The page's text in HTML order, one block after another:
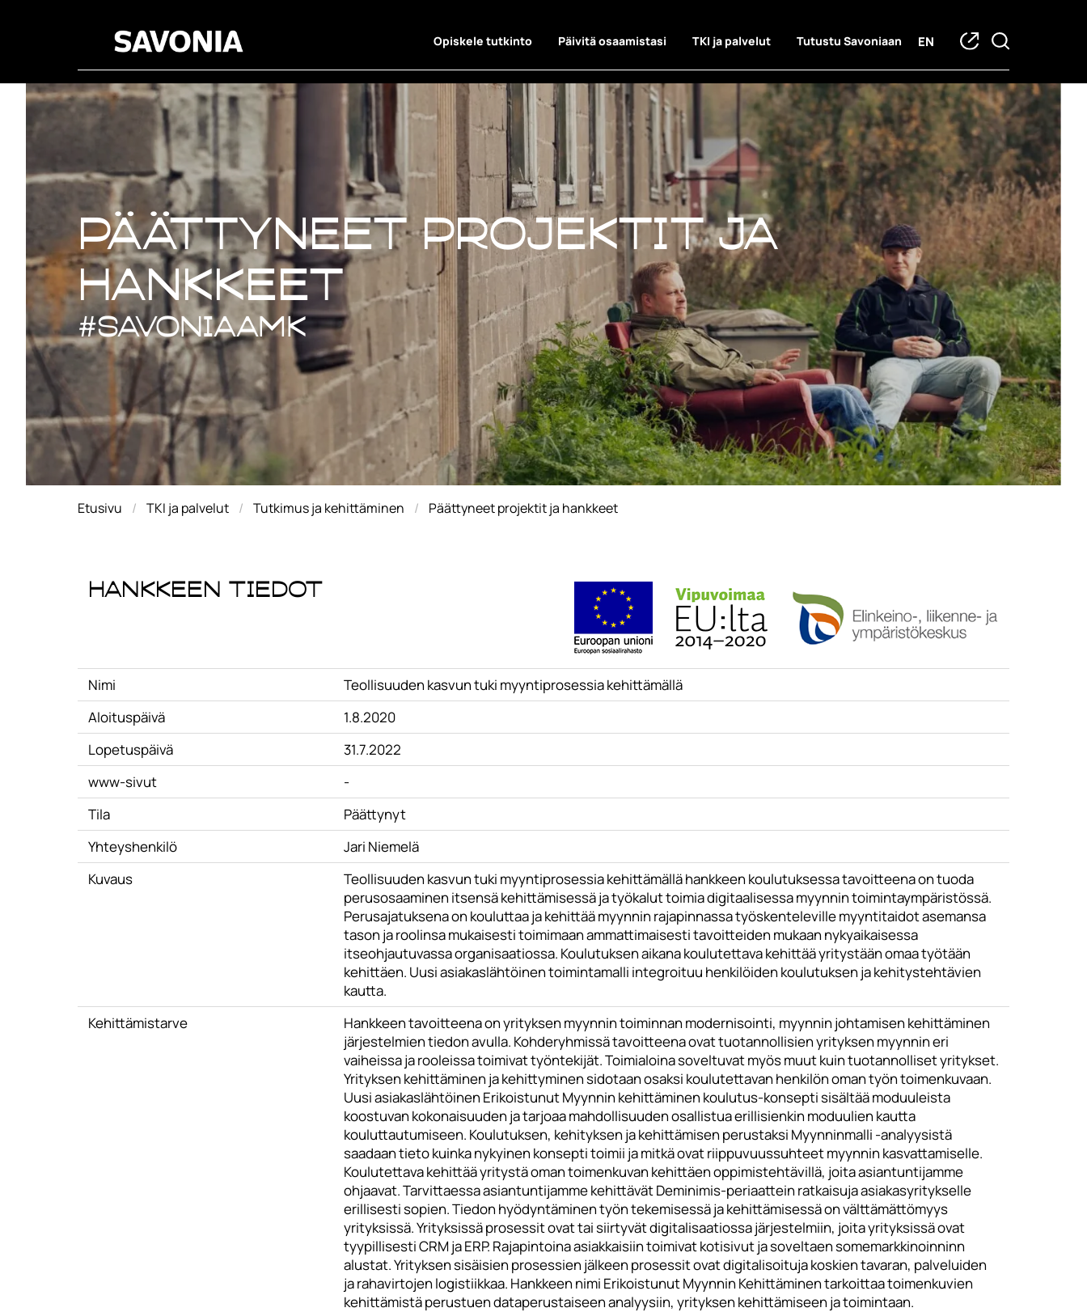
Opiskele tutkinto Päivitä osaamistasi TKI ja palvelut Tutustu Savoniaan EN
Päättyneet projektit ja hankkeet
Päättyneet projektit ja
hankkeet
#savoniaAMK
Etusivu TKI ja palvelut Tutkimus ja kehittäminen Päättyneet projektit ja hankkeet
Hankkeen tiedot
Nimi
Teollisuuden kasvun tuki myyntiprosessia kehittämällä
Aloituspäivä
1.8.2020
Lopetuspäivä
31.7.2022
www-sivut
-
Tila
Päättynyt
Yhteyshenkilö
Jari Niemelä
Kuvaus
Teollisuuden kasvun tuki myyntiprosessia kehittämällä hankkeen koulutuksessa tavoitteena on tuoda
perusosaaminen itsensä kehittämisessä ja työkalut toimia digitaalisessa myynnin toimintaympäristössä.
Perusajatuksena on kouluttaa ja kehittää myynnin rajapinnassa työskenteleville myyntitaidot asemansa
tason ja roolinsa mukaisesti toimimaan ammattimaisesti tavoitteiden mukaan nykyaikaisessa
itseohjautuvassa organisaatiossa. Koulutuksen aikana koulutettava kehittää yritystään omaa työtään
kehittäen. Uusi asiakaslähtöinen toimintamalli integroituu henkilöiden koulutuksen ja kehitystehtävien
kautta.
Kehittämistarve
Hankkeen tavoitteena on yrityksen myynnin toiminnan modernisointi, myynnin johtamisen kehittäminen
järjestelmien tiedon avulla. Kohderyhmissä tavoitteena ovat tuotannollisien yrityksen myynnin eri
vaiheissa ja rooleissa toimivat työntekijät. Toimialoina soveltuvat myös muut kuin tuotannolliset yritykset.
Yrityksen kehittäminen ja kehittyminen sidotaan osaksi koulutettavan henkilön oman työn toimenkuvaan.
Uusi asiakaslähtöinen Erikoistunut Myynnin kehittäminen koulutus-konsepti sisältää moduuleista
koostuvan kokonaisuuden ja tarjoaa mahdollisuuden osallistua erillisienkin moduulien kautta
kouluttautumiseen. Koulutuksen, kehityksen ja kehittämisen perustaksi Myynninmalli -analyysistä
saadaan tieto kuinka nykyinen konsepti toimii ja mitkä ovat riippuvuussuhteet myynnin kasvattamiselle.
Koulutettava kehittää yritystä oman toimenkuvan kehittäen oppimistehtävillä, joita asiantuntijamme
ohjaavat. Tarvittaessa asiantuntijamme kehittävät Deminimis-periaattein ratkaisuja asiakasyritykselle
erillisesti sopien. Tiedon hyödyntäminen työn tekemisessä ja kehittämisessä on välttämättömyys
yrityksissä. Yrityksissä prosessit ovat tai siirtyvät digitalisaatiossa järjestelmiin, joita yrityksissä ovat
tyypillisesti CRM ja ERP. Rajapintoina asiakkaisiin toimivat kotisivut ja soveltaen somemarkkinoinninn
alustat. Yrityksen sisäisien prosessien jälkeen prosessit ovat digitalisoituja koskien tavaran, palveluiden
ja rahavirtojen logistiikkaa. Hankkeen nimi Erikoistunut Myynnin Kehittäminen tarkoittaa toimenkuvien
kehittämistä perustuen dataperustaiseen analyysiin, yrityksen kehittämiseen ja toimintaan.